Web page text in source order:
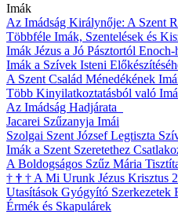
Imák
Az Imádság Királynője: A Szent
Többféle Imák, Szentelések és
Imák Jézus a Jó Pásztortól Enoch-
Imák a Szívek Isteni
A Szent Család Ménedékének
Több Kinyilatkoztatásból való
Az Imádság Hadjárata
Jacarei Szűzanyja Imái
Szolgai Szent József Legtiszta
Imák a Szent Szeretethez
A Boldogságos Szűz Mária
† † † A Mi Urunk Jézus Krisztus
Utasítások Gyógyító Szerkezetek
Érmék és Skapulárek